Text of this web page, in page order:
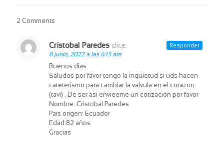
2 Comments
Cristobal Paredes dice:
8 junio, 2022 a las 6:13 am
Buenos dias
Saludos por favor tengo la inquietud si uds hacen
cateterismo para cambiar la valvula en el corazon
(tavi) . De ser asi envieeme un cotización por favor
Nombre: Cristobal Paredes
Pais origen: Ecuador
Edad:82 años
Gracias
Responder